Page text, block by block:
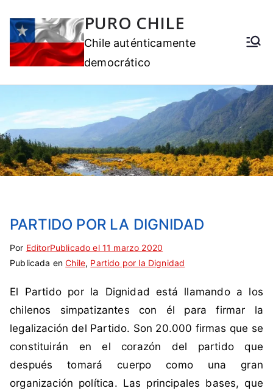
PURO CHILE
Chile auténticamente
democrático
PARTIDO POR LA DIGNIDAD
Por EditorPublicado el 11 marzo 2020
Publicada enChile, Partido por la Dignidad
E
t
q
u
e
a
d
a
S
i
c
o
m
n
t
a
El Partido por la Dignidad está llamando a los
chilenos simpatizantes con él para firmar la
legalización del Partido. Son 20.000 firmas que se
constituirán en el corazón del partido que
después tomará cuerpo como una gran
organización política. Las principales bases, que